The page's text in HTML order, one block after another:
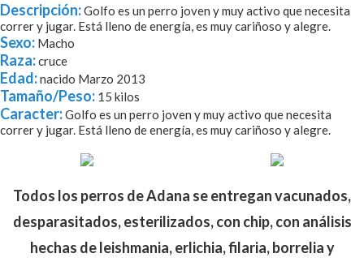
Descripción:Golfo es un perro joven y muy activo que necesita
correr y jugar. Está lleno de energía, es muy cariñoso y alegre.
Sexo: Macho
Raza:cruce
Edad:nacido Marzo 2013
Tamaño/Peso: 15 kilos
Caracter:Golfo es un perro joven y muy activo que necesita
correr y jugar. Está lleno de energía, es muy cariñoso y alegre.
Todos los perros de Adana se entregan vacunados,
desparasitados, esterilizados, con chip, con análisis
hechas de leishmania, erlichia, filaria, borrelia y